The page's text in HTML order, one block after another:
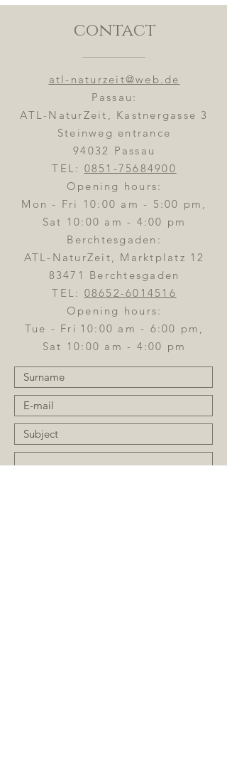
contact
atl-naturzeit@web.de
Passau:
ATL-NaturZeit, Kastnergasse 3
Steinweg entrance
94032 Passau
TEL: 0851-75684900
Opening hours:
Mon - Fri 10:00 am - 5:00 pm,
Sat 10:00 am - 4:00 pm
Berchtesgaden:
ATL-NaturZeit, Marktplatz 12
83471 Berchtesgaden
TEL: 08652-6014516
Opening hours:
Tue - Fri 10:00 am - 6:00 pm,
Sat 10:00 am - 4:00 pm